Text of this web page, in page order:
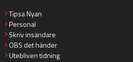
Tipsa Nyan
Personal
Skriv insändare
OBS det händer
Utebliven tidning